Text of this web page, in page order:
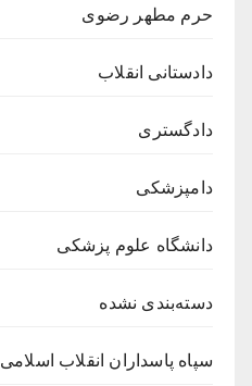
حرم مطهر رضوی
دادستانی انقلاب
دادگستری
دامپزشکی
دانشگاه علوم پزشکی
دسته‌بندی نشده
سپاه پاسداران انقلاب اسلامی